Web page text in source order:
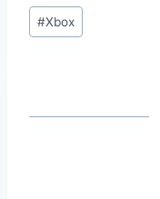
publication :
#Xbox